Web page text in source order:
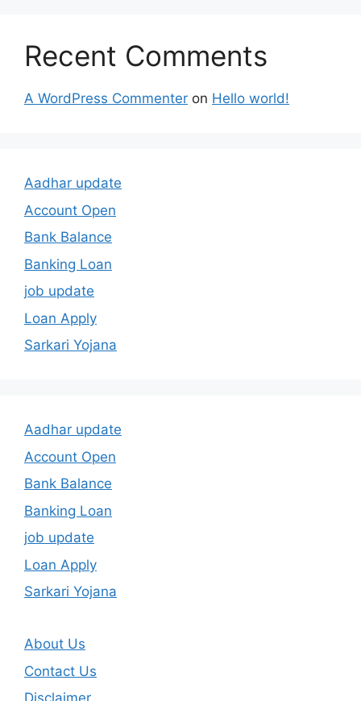
Recent Comments
A WordPress Commenter on Hello world!
Aadhar update
Account Open
Bank Balance
Banking Loan
job update
Loan Apply
Sarkari Yojana
Aadhar update
Account Open
Bank Balance
Banking Loan
job update
Loan Apply
Sarkari Yojana
About Us
Contact Us